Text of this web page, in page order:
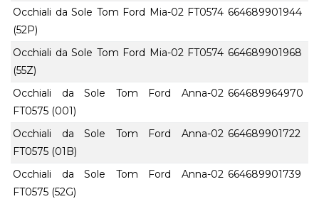
Occhiali da Sole Tom Ford Mia-02 FT0574
(52P)
664689901944
Occhiali da Sole Tom Ford Mia-02 FT0574
(55Z)
664689901968
Occhiali da Sole Tom Ford Anna-02
FT0575 (001)
664689964970
Occhiali da Sole Tom Ford Anna-02
FT0575 (01B)
664689901722
Occhiali da Sole Tom Ford Anna-02
FT0575 (52G)
664689901739